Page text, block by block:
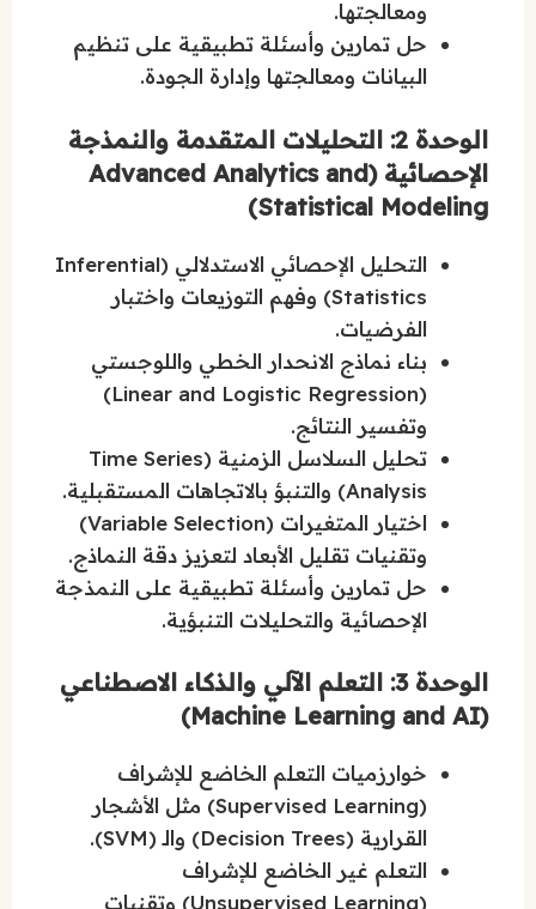
ومعالجتها.
حل تمارين وأسئلة تطبيقية على تنظيم
البيانات ومعالجتها وإدارة الجودة.
الوحدة 2: التحليلات المتقدمة والنمذجة
الإحصائية (Advanced Analytics and
Statistical Modeling)
التحليل الإحصائي الاستدلالي (Inferential
Statistics) وفهم التوزيعات واختبار
الفرضيات.
بناء نماذج الانحدار الخطي واللوجستي
(Linear and Logistic Regression)
وتفسير النتائج.
تحليل السلاسل الزمنية (Time Series
Analysis) والتنبؤ بالاتجاهات المستقبلية.
اختيار المتغيرات (Variable Selection)
وتقنيات تقليل الأبعاد لتعزيز دقة النماذج.
حل تمارين وأسئلة تطبيقية على النمذجة
الإحصائية والتحليلات التنبؤية.
الوحدة 3: التعلم الآلي والذكاء الاصطناعي
(Machine Learning and AI)
خوارزميات التعلم الخاضع للإشراف
(Supervised Learning) مثل الأشجار
القرارية (Decision Trees) والـ (SVM).
التعلم غير الخاضع للإشراف
(Unsupervised Learning) وتقنيات